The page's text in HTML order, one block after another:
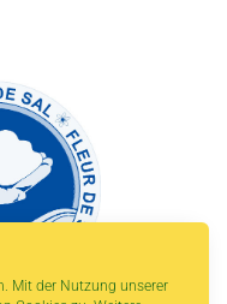
Mit der Nutzung unserer